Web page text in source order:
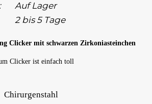
Auf Lager
2 bis 5 Tage
Clicker mit schwarzen Zirkoniasteinchen
Clicker ist einfach toll
Chirurgenstahl